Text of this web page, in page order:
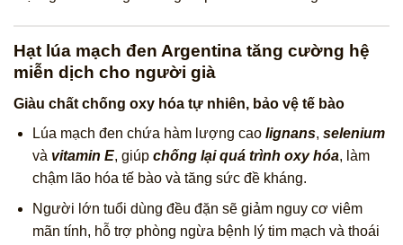
Hạt lúa mạch đen Argentina tăng cường hệ
miễn dịch cho người già
Giàu chất chống oxy hóa tự nhiên, bảo vệ tế bào
Lúa mạch đen chứa hàm lượng cao lignans, selenium
và vitamin E, giúp chống lại quá trình oxy hóa, làm
chậm lão hóa tế bào và tăng sức đề kháng.
Người lớn tuổi dùng đều đặn sẽ giảm nguy cơ viêm
mãn tính, hỗ trợ phòng ngừa bệnh lý tim mạch và thoái